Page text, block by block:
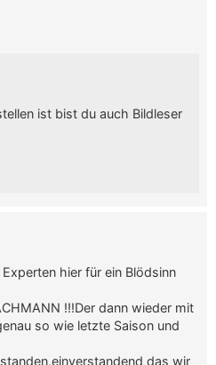
ist bist du auch Bildleser
hier für ein Blödsinn
!!!Der dann wieder mit
so wie letzte Saison und
das wir